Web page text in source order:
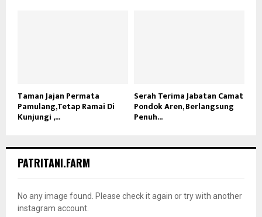
Taman Jajan Permata
Pamulang,Tetap Ramai Di
Kunjungi ,...
Serah Terima Jabatan Camat
Pondok Aren, Berlangsung
Penuh...
PATRITANI.FARM
No any image found. Please check it again or try with another
instagram account.